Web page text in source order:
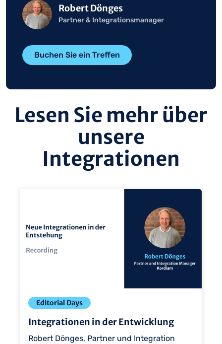
Buchen Sie ein Treffen
Bild Robert Dönges
Partner & Integrationsmanager
Lesen Sie mehr über
unsere
Integrationen
Editorial Days
Integrationen in der Entwicklung
Robert Dönges, Partner und Integration